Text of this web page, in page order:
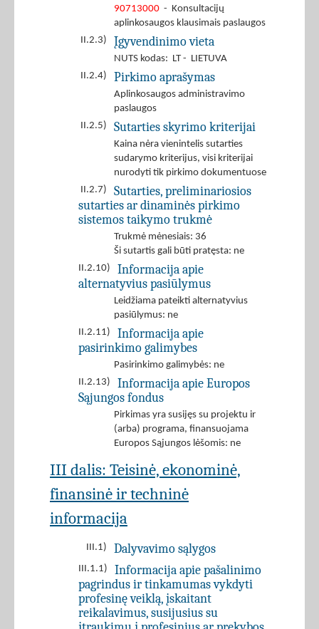
90713000 - Konsultacijų
aplinkosaugos klausimais paslaugos
II.2.3)
Įgyvendinimo vieta
NUTS kodas: LT - LIETUVA
II.2.4)
Pirkimo aprašymas
Aplinkosaugos administravimo
paslaugos
II.2.5)
Sutarties skyrimo kriterijai
Kaina nėra vienintelis sutarties
sudarymo kriterijus, visi kriterijai
nurodyti tik pirkimo dokumentuose
II.2.7)
Sutarties, preliminariosios
sutarties ar dinaminės pirkimo
sistemos taikymo trukmė
Trukmė mėnesiais: 36
Ši sutartis gali būti pratęsta: ne
II.2.10)
Informacija apie
alternatyvius pasiūlymus
Leidžiama pateikti alternatyvius
pasiūlymus: ne
II.2.11)
Informacija apie
pasirinkimo galimybes
Pasirinkimo galimybės: ne
II.2.13)
Informacija apie Europos
Sąjungos fondus
Pirkimas yra susijęs su projektu ir
(arba) programa, finansuojama
Europos Sąjungos lėšomis: ne
III dalis: Teisinė, ekonominė,
finansinė ir techninė
informacija
III.1) Dalyvavimo sąlygos
III.1.1)
Informacija apie pašalinimo
pagrindus ir tinkamumas vykdyti
profesinę veiklą, įskaitant
reikalavimus, susijusius su